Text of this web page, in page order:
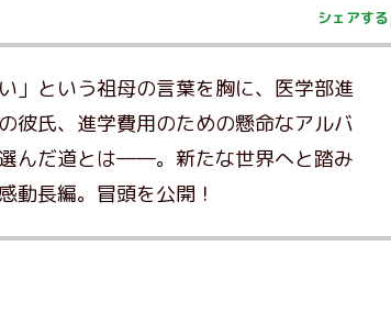
シェアする
」という祖母の言葉を胸に、医学部進
彼氏、進学費用のための懸命なアルバ
んだ道とは――。新たな世界へと踏み
動長編。冒頭を公開！